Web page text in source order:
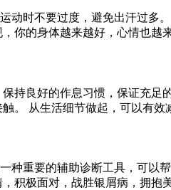
时不要过度，避免出汗过多
的身体越来越好，心情也越
持良好的作息习惯，保证充
。 从生活细节做起，可以有效
重要的辅助诊断工具，可以
积极面对，战胜银屑病，拥抱